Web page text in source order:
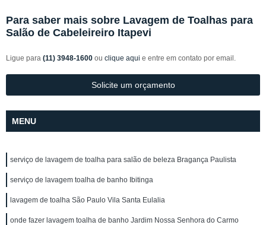
Para saber mais sobre Lavagem de Toalhas para
Salão de Cabeleireiro Itapevi
Ligue para (11) 3948-1600 ou clique aqui e entre em contato por email.
Solicite um orçamento
MENU
serviço de lavagem de toalha para salão de beleza Bragança Paulista
serviço de lavagem toalha de banho Ibitinga
lavagem de toalha São Paulo Vila Santa Eulalia
onde fazer lavagem toalha de banho Jardim Nossa Senhora do Carmo